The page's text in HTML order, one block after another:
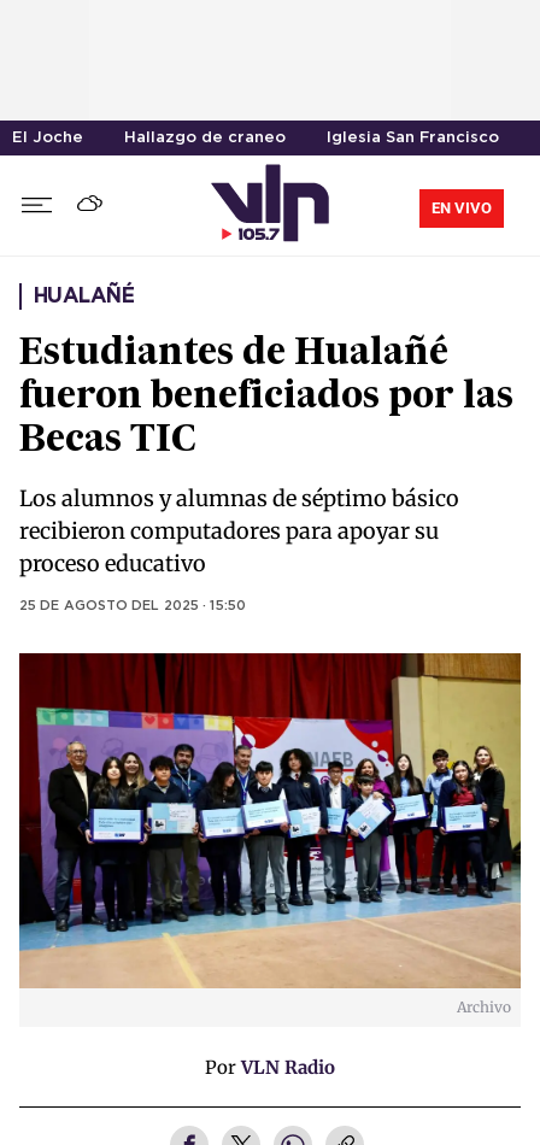
El Joche Hallazgo de craneo Iglesia San Francisco
EN VIVO
HUALAÑÉ
Estudiantes de Hualañé
fueron beneficiados por las
Becas TIC
Los alumnos y alumnas de séptimo básico
recibieron computadores para apoyar su
proceso educativo
25 DE AGOSTO DEL 2025 · 15:50
Archivo
PorVLN Radio